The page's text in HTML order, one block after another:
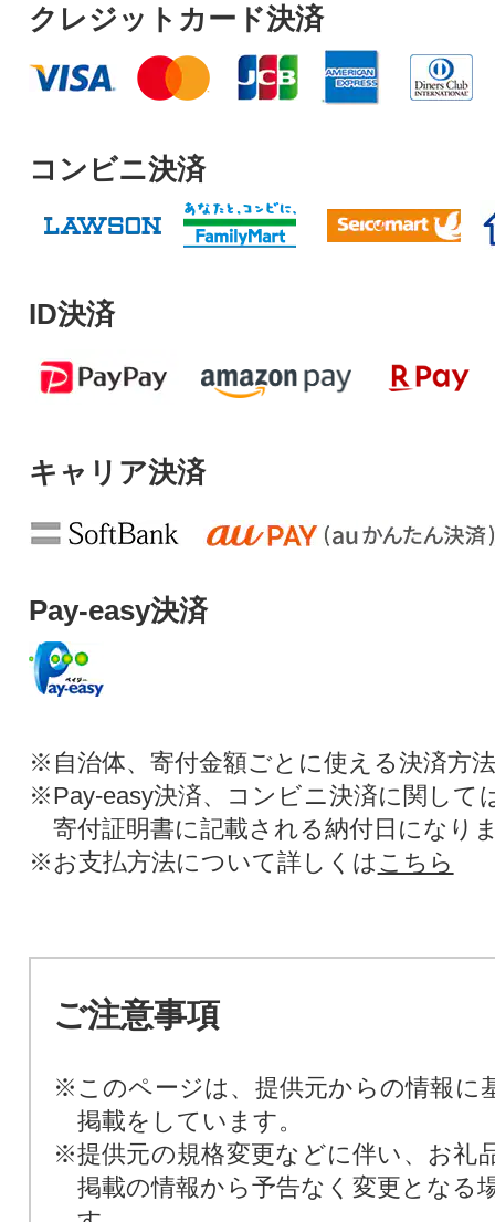
クレジットカード決済
コンビニ決済
ID決済
キャリア決済
Pay-easy決済
※自治体、寄付金額ごとに使える決済方
※Pay-easy決済、コンビニ決済に関して
寄付証明書に記載される納付日になり
※お支払方法について詳しくは こちら
ご注意事項
※このページは、提供元からの情報に
掲載をしています。
※提供元の規格変更などに伴い、お礼
掲載の情報から予告なく変更となる